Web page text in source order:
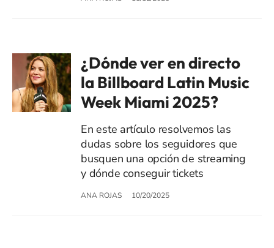
¿Dónde ver en directo
la Billboard Latin Music
Week Miami 2025?
En este artículo resolvemos las
dudas sobre los seguidores que
busquen una opción de streaming
y dónde conseguir tickets
ANA ROJAS 10/20/2025